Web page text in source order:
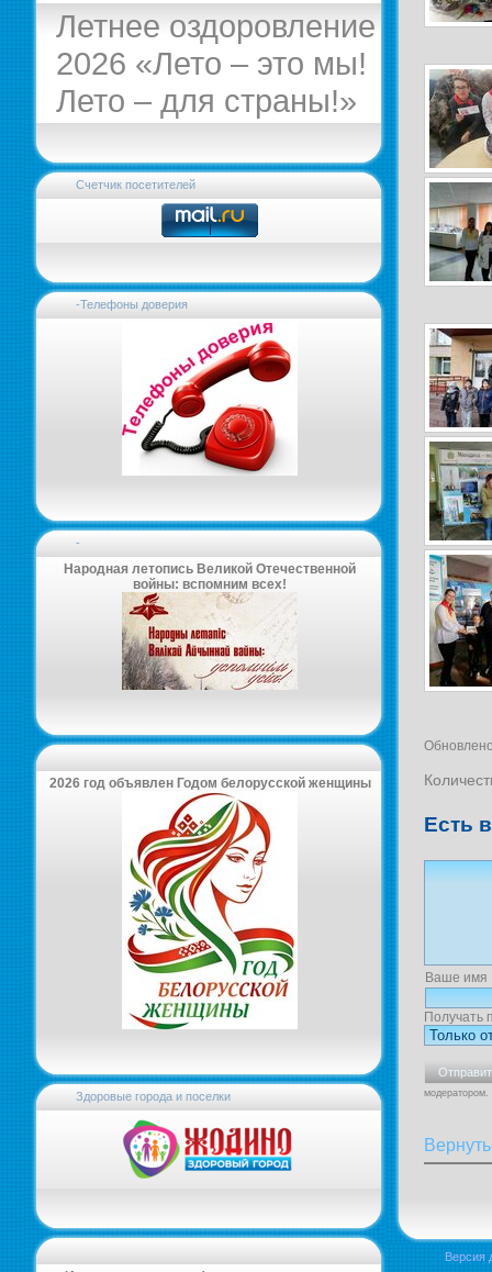
Летнее оздоровление
2026 «Лето – это мы!
Лето – для страны!»
Счетчик посетителей
-Телефоны доверия
-
Народная летопись Великой Отечественной
войны: вспомним всех!
2026 год объявлен Годом белорусской женщины
Здоровые города и поселки
Есть
Ваше имя
Получать
модератором.
Версия